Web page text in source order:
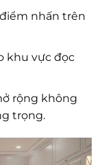
nhấn trên
khu vực đọc
rộng không
trọng.